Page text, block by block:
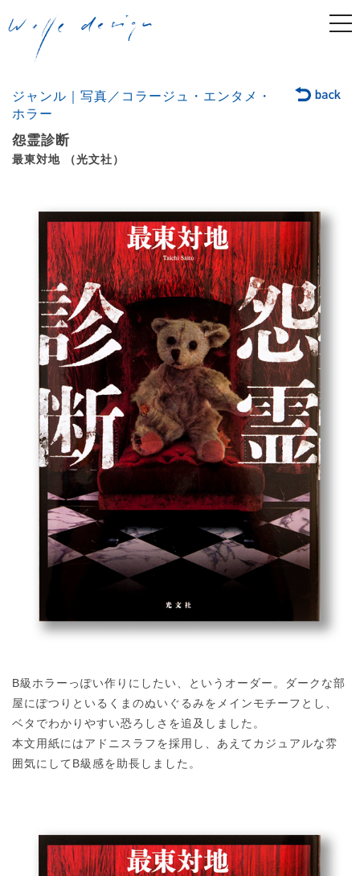
ジャンル｜写真／コラージュ・エンタメ・
ホラー
怨霊診断
最東対地 （光文社）
B級ホラーっぽい作りにしたい、というオーダー。ダークな部
屋にぽつりといるくまのぬいぐるみをメインモチーフとし、
ベタでわかりやすい恐ろしさを追及しました。
本文用紙にはアドニスラフを採用し、あえてカジュアルな雰
囲気にしてB級感を助長しました。